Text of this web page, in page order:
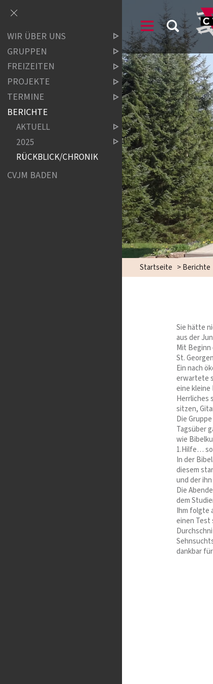
Startseite >Berichte
Sie hätte
aus der
Mit Beginn
St.
Ein nach
erwartete
eine
Herrliches
sitzen,
Die
Tagsüber
wie
1.Hilfe…
In der
diesem
und der
Die
dem
Ihm folgte
einen Test
dankbar
WIR ÜBER UNS
GRUPPEN
FREIZEITEN
PROJEKTE
TERMINE
BERICHTE
AKTUELL
2025
RÜCKBLICK/CHRONIK
CVJM BADEN